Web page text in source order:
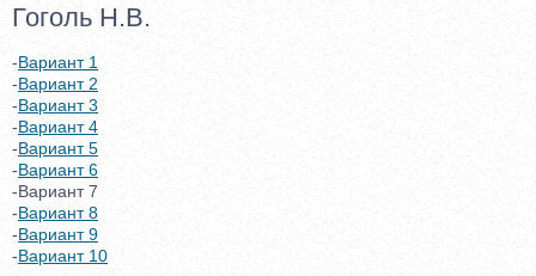
Гоголь Н.В.
-Вариант 1
-Вариант 2
-Вариант 3
-Вариант 4
-Вариант 5
-Вариант 6
-Вариант 7
-Вариант 8
-Вариант 9
-Вариант 10